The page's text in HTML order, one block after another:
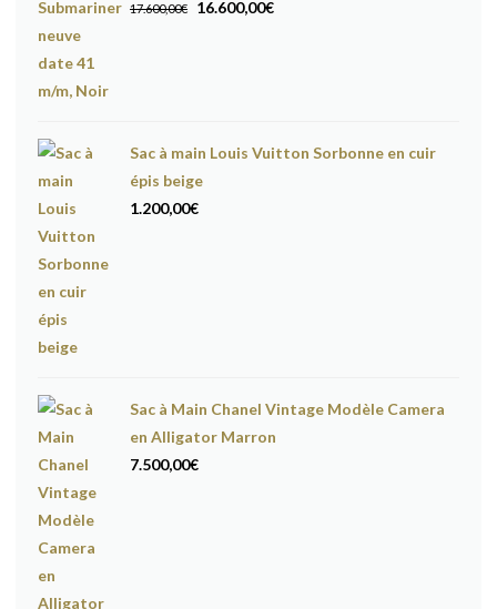
17.600,00€
Le
16.600,00€Le
Sac à main Louis Vuitton Sorbonne en cuir
épis beige
1.200,00€
Sac à Main Chanel Vintage Modèle Camera
en Alligator Marron
7.500,00€